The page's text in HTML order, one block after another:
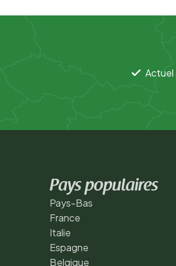
Actuel
Pays populaires
Pays-Bas
France
Italie
Espagne
Belgique